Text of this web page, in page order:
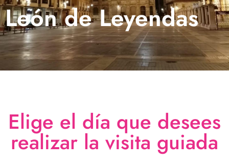
León de Leyendas
Elige el día que desees
realizar la visita guiada